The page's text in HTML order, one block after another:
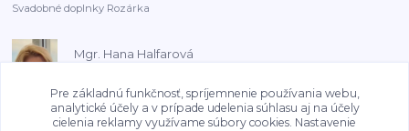
Svadobné doplnky Rozárka
Mgr. Hana Halfarová
14:00-18:00, pracovní dny
Pre základnú funkčnosť, spríjemnenie používania webu,
analytické účely a v prípade udelenia súhlasu aj na účely
cielenia reklamy využívame súbory cookies. Nastavenie